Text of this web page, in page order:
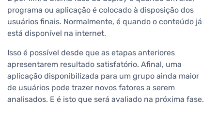
programa ou aplicação é colocado à disposição dos
usuários finais. Normalmente, é quando o conteúdo já
está disponível na internet.
Isso é possível desde que as etapas anteriores
apresentarem resultado satisfatório. Afinal, uma
aplicação disponibilizada para um grupo ainda maior
de usuários pode trazer novos fatores a serem
analisados. E é isto que será avaliado na próxima fase.